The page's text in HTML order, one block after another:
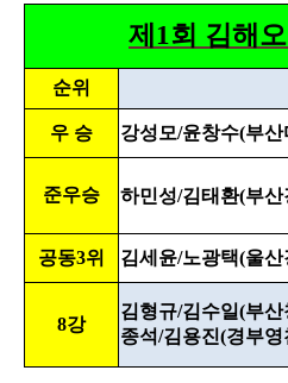
제1회 김해
순위
우 승 강성모/윤창수(부
준우승 하민성/김태환(부
공동3위 김세윤/노광택(울
8강
김형규/김수일(부
종석/김용진(경부